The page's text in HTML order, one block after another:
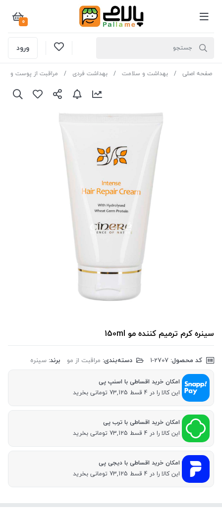
0
ورود
صفحه اصلی بهداشت و سلامت بهداشت فردی مراقبت از پوست و مو
سینره کرم ترمیم کننده مو 150ml
کد محصول: دسته‌بندی: مراقبت از مو برند: سینره
امکان خرید اقساطی با اسنپ پی
این کالا را در 4 قسط 73,125 تومانی بخرید
امکان خرید اقساطی با ترب پی
این کالا را در 4 قسط 73,125 تومانی بخرید
امکان خرید اقساطی با دیجی پی
این کالا را در 4 قسط 73,125 تومانی بخرید